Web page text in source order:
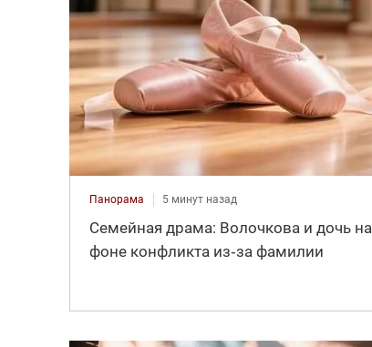
Панорама 5 минут назад
Семейная драма: Волочкова и дочь на
фоне конфликта из‑за фамилии